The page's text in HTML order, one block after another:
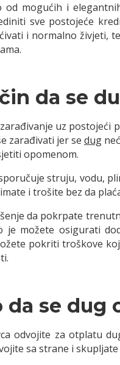
mogućih i
sve postojeće
i normalno živjeti,
da se
uz postojeći
zarađivati jer se dug
opomenom.
struju, vodu,
i trošite bez da
da pokrpate
možete osigurati
pokriti troškove
da se dug
odvojite za otplatu
sa strane i